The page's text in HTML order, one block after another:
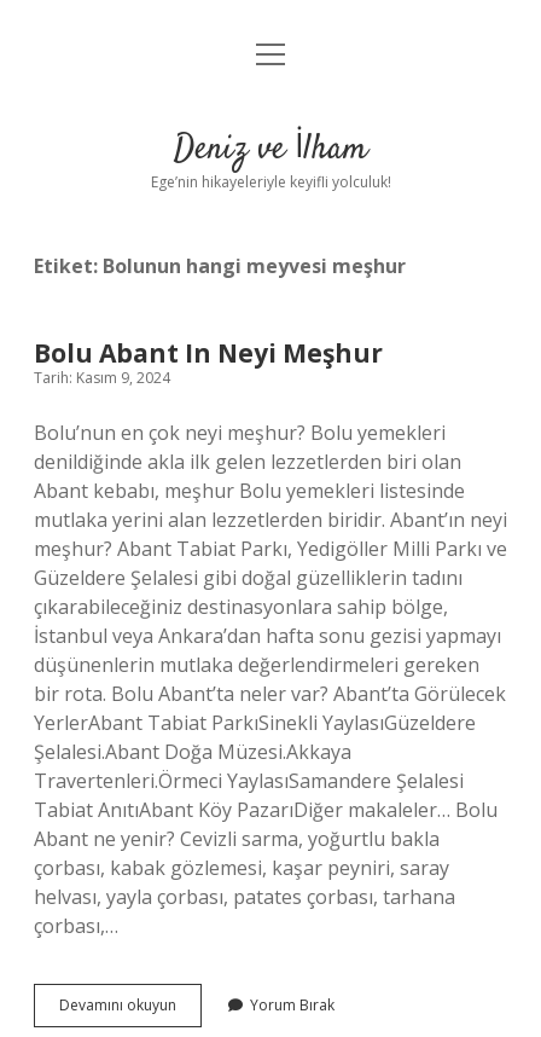
Anasayfa
Yasal Uyarı
menüyü
Deniz ve İlham
Ege’nin hikayeleriyle keyifli yolculuk!
Etiket: Bolunun hangi meyvesi meşhur
Bolu Abant In Neyi Meşhur
Tarih: Kasım 9, 2024
Bolu’nun en çok neyi meşhur? Bolu yemekleri
denildiğinde akla ilk gelen lezzetlerden biri olan
Abant kebabı, meşhur Bolu yemekleri listesinde
mutlaka yerini alan lezzetlerden biridir. Abant’ın neyi
meşhur? Abant Tabiat Parkı, Yedigöller Milli Parkı ve
Güzeldere Şelalesi gibi doğal güzelliklerin tadını
çıkarabileceğiniz destinasyonlara sahip bölge,
İstanbul veya Ankara’dan hafta sonu gezisi yapmayı
düşünenlerin mutlaka değerlendirmeleri gereken
bir rota. Bolu Abant’ta neler var? Abant’ta Görülecek
YerlerAbant Tabiat ParkıSinekli YaylasıGüzeldere
Şelalesi.Abant Doğa Müzesi.Akkaya
Travertenleri.Örmeci YaylasıSamandere Şelalesi
Tabiat AnıtıAbant Köy PazarıDiğer makaleler… Bolu
Abant ne yenir? Cevizli sarma, yoğurtlu bakla
çorbası, kabak gözlemesi, kaşar peyniri, saray
helvası, yayla çorbası, patates çorbası, tarhana
çorbası,…
Devamını okuyun
Abant
Yorum Bırak